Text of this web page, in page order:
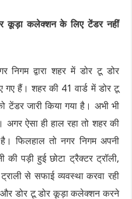
कूड़ा कलेक्शन के लिए टेंडर नहीं
निगम द्वारा शहर में डोर टू डोर
हैं। शहर की 41 वार्ड में डोर टू
जारी किया गया है। अभी भी
अगर ऐसा ही हाल रहा तो शहर की
फिलहाल तो नगर निगम अपनी
की पड़ी हुई छोटा ट्रैक्टर ट्रॉली,
से सफाई व्यवस्था करवा रही
डोर टू डोर कूड़ा कलेक्शन करने